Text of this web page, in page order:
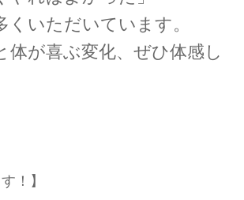
くいただいています。
体が喜ぶ変化、ぜひ体感し
！】